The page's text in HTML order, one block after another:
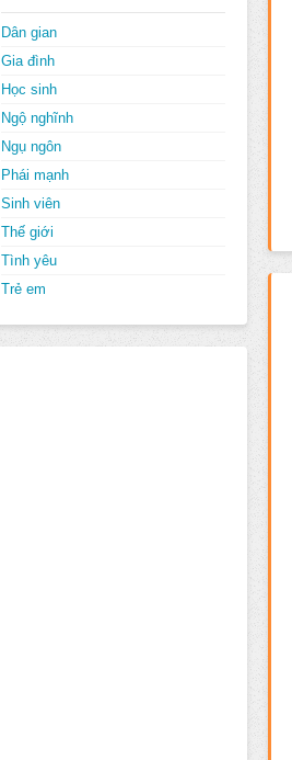
Dân gian
Gia đình
Học sinh
Ngộ nghĩnh
Ngụ ngôn
Phái mạnh
Sinh viên
Thế giới
Tình yêu
Trẻ em